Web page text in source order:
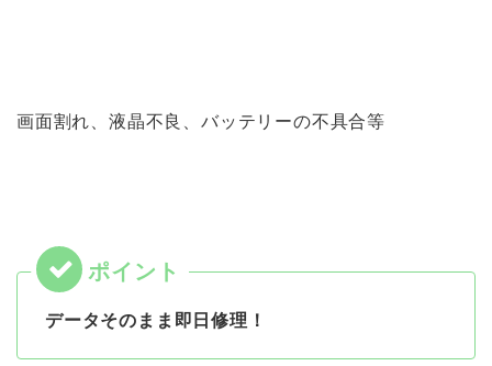
画面割れ、液晶不良、バッテリーの不具合等
データそのまま即日修理！